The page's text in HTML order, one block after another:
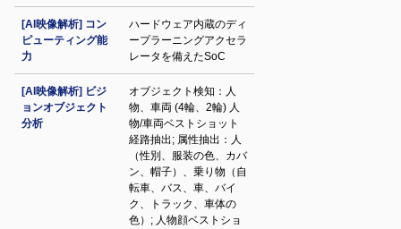
[AI映像解析] コン
ピューティング能
力
ハードウェア内蔵のディ
ープラーニングアクセラ
レータを備えたSoC
[AI映像解析] ビジ
ョンオブジェクト
分析
オブジェクト検知：人
物、車両 (4輪、2輪) 人
物/車両ベストショット
経路抽出; 属性抽出：人
（性別、服装の色、カバ
ン、帽子）、乗り物（自
転車、バス、車、バイ
ク、トラック、車体の
色）; 人物顔ベストショ